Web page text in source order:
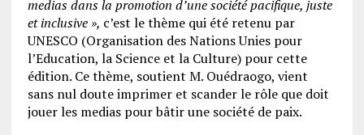
medias dans la promotion d’une société pacifique, juste
et inclusive », c’est le thème qui été retenu par
UNESCO (Organisation des Nations Unies pour
l’Education, la Science et la Culture) pour cette
édition. Ce thème, soutient M. Ouédraogo, vient
sans nul doute imprimer et scander le rôle que doit
jouer les medias pour bâtir une société de paix.